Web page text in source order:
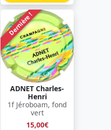
Dernière !
ADNET Charles-
Henri
1f Jéroboam, fond
vert
15,00€